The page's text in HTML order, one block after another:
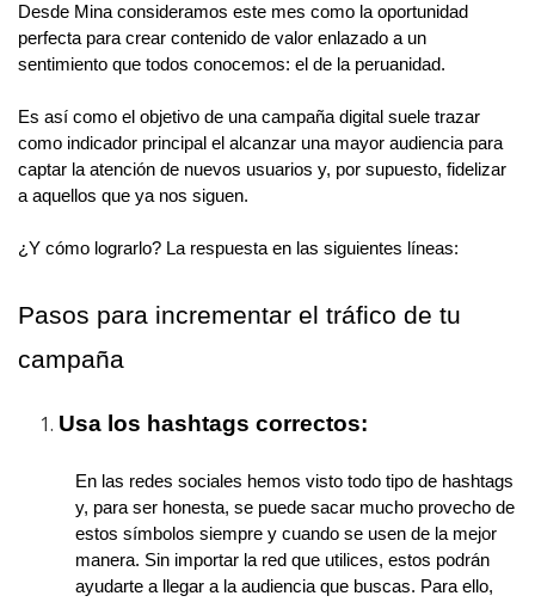
Desde Mina consideramos este mes como la oportunidad
perfecta para crear contenido de valor enlazado a un
sentimiento que todos conocemos: el de la peruanidad.
Es así como el objetivo de una campaña digital suele trazar
como indicador principal el alcanzar una mayor audiencia para
captar la atención de nuevos usuarios y, por supuesto, fidelizar
a aquellos que ya nos siguen.
¿Y cómo lograrlo? La respuesta en las siguientes líneas:
Pasos para incrementar el tráfico de tu
campaña
Usa los hashtags correctos:
En las redes sociales hemos visto todo tipo de hashtags
y, para ser honesta, se puede sacar mucho provecho de
estos símbolos siempre y cuando se usen de la mejor
manera. Sin importar la red que utilices, estos podrán
ayudarte a llegar a la audiencia que buscas. Para ello,